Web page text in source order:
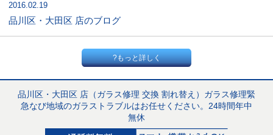
2016.02.19
品川区・大田区 店のブログ
?もっと詳しく
品川区・大田区 店（ガラス修理 交換 割れ替え）ガラス修理緊
急なび地域のガラストラブルはお任せください。24時間年中
無休